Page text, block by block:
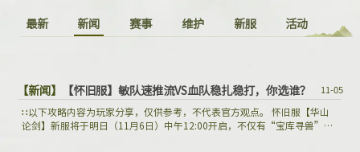
最新 新闻 赛事 维护 新服 活动
【新闻】 【怀旧服】敏队速推流VS血队稳扎稳打，你选谁？ 11-05
∷以下攻略内容为玩家分享，仅供参考，不代表官方观点。 怀旧服【华山
论剑】新服将于明日（11月6日）中午12:00开启，不仅有“宝库寻兽”活